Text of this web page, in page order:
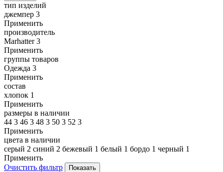
тип изделий
джемпер 3
Применить
производитель
Marhatter 3
Применить
группы товаров
Одежда 3
Применить
состав
хлопок 1
Применить
размеры в наличии
44 3 46 3 48 3 50 3 52 3
Применить
цвета в наличии
серый 2 синий 2 бежевый 1 белый 1 бордо 1 черный 1
Применить
Очистить фильтр